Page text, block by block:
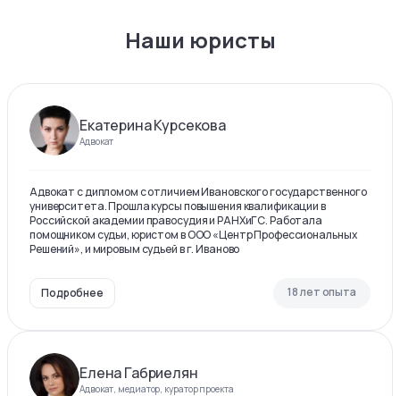
Наши юристы
Екатерина Курсекова
Адвокат
Адвокат с дипломом с отличием Ивановского государственного
университета. Прошла курсы повышения квалификации в
Российской академии правосудия и РАНХиГС. Работала
помощником судьи, юристом в ООО «Центр Профессиональных
Решений», и мировым судьей в г. Иваново
Подробнее 18 лет опыта
Елена Габриелян
Адвокат, медиатор, куратор проекта